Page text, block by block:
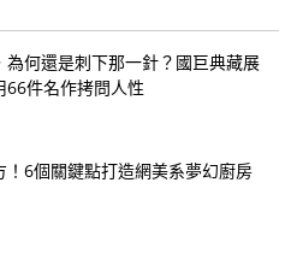
為何還是刺下那一針？國巨典藏展
66件名作拷問人性
！6個關鍵點打造網美系夢幻廚房